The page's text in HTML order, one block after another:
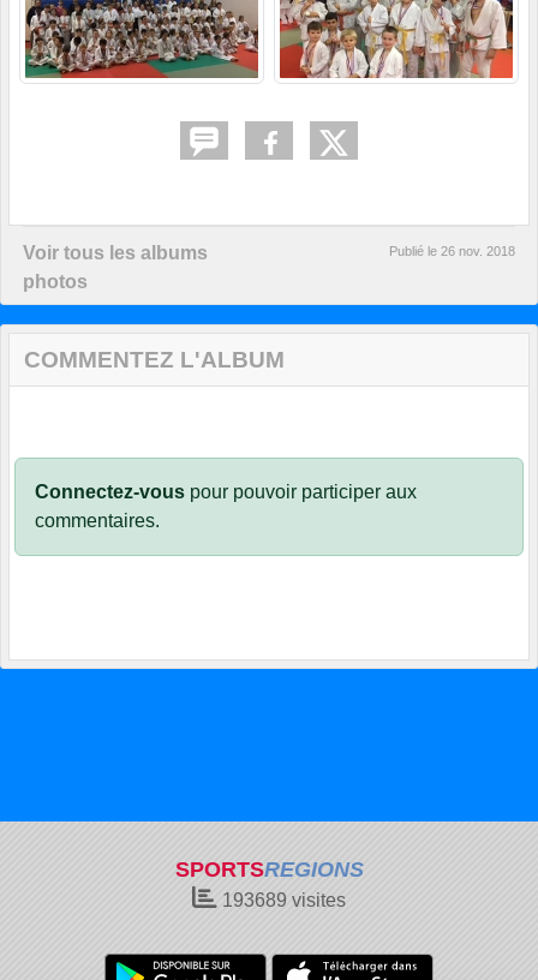
Voir tous les albums
photos
Publié le 26 nov. 2018
COMMENTEZ L'ALBUM
Connectez-vous pour pouvoir participer aux
commentaires.
SPORTSREGIONS
193689 visites